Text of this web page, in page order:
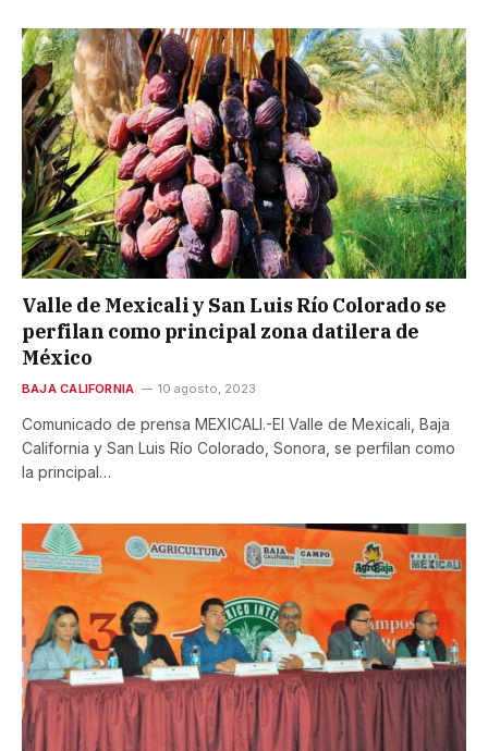
Valle de Mexicali y San Luis Río Colorado se
perfilan como principal zona datilera de
México
BAJA CALIFORNIA 10 agosto, 2023
Comunicado de prensa MEXICALI.-El Valle de Mexicali, Baja
California y San Luis Río Colorado, Sonora, se perfilan como
la principal…